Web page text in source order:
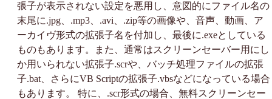
張子が表示されない設定を悪用し、意図的にファイル名の
末尾に.jpg、.mp3、.avi、.zip等の画像や、音声、動画、ア
ーカイヴ形式の拡張子名を付加し、最後に.exeとしている
ものもあります。また、通常はスクリーンセーバー用にし
か用いられない拡張子.scrや、バッチ処理ファイルの拡張
子.bat、さらにVB Scriptの拡張子.vbsなどになっている場合
もあります。 特に、.scr形式の場合、無料スクリーンセー